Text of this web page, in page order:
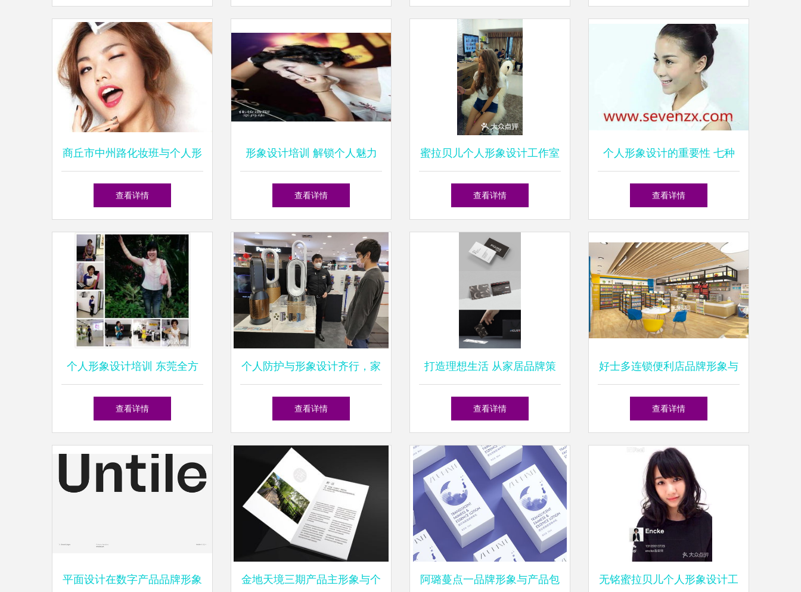
商丘市中州路化妆班与个人形
象设计服务指南
查看详情
形象设计培训 解锁个人魅力
与职业发展的全攻略
查看详情
蜜拉贝儿个人形象设计工作室
宝安中心店 打造专属时尚魅
查看详情
个人形象设计的重要性 七种
造型与你的自我表达
查看详情
个人形象设计培训 东莞全方
位指南
查看详情
个人防护与形象设计齐行，家
用消毒产品热销的背后
查看详情
打造理想生活 从家居品牌策
划到个人形象设计的一体化美
查看详情
好士多连锁便利店品牌形象与
个人形象设计融合效果图解析
查看详情
平面设计在数字产品品牌形象 金地天境三期产品主形象与个 阿璐蔓点一品牌形象与产品包 无铭蜜拉贝儿个人形象设计工